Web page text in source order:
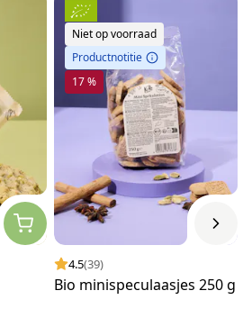
Niet op voorraad
Productnotitie
17 %
4.5(39)
Bio minispeculaasjes 250 g